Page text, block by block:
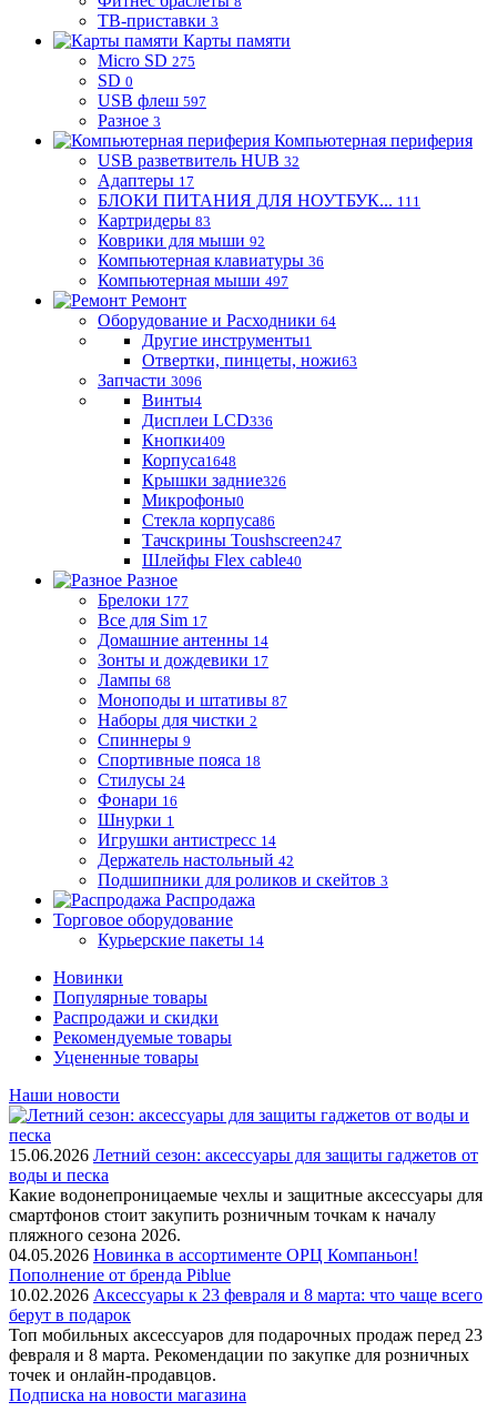
ТВ-приставки 3
Карты памяти
Micro SD 275
SD 0
USB флеш 597
Разное 3
Компьютерная периферия
USB разветвитель HUB 32
Адаптеры 17
БЛОКИ ПИТАНИЯ ДЛЯ НОУТБУК... 111
Картридеры 83
Коврики для мыши 92
Компьютерная клавиатуры 36
Компьютерная мыши 497
Ремонт
Оборудование и Расходники 64
Другие инструменты1
Отвертки, пинцеты, ножи63
Запчасти 3096
Винты4
Дисплеи LCD336
Кнопки409
Корпуса1648
Крышки задние326
Микрофоны0
Стекла корпуса86
Тачскрины Toushscreen247
Шлейфы Flex cable40
Разное
Брелоки 177
Все для Sim 17
Домашние антенны 14
Зонты и дождевики 17
Лампы 68
Моноподы и штативы 87
Наборы для чистки 2
Спиннеры 9
Спортивные пояса 18
Стилусы 24
Фонари 16
Шнурки 1
Игрушки антистресс 14
Держатель настольный 42
Подшипники для роликов и скейтов 3
Распродажа
Торговое оборудование
Курьерские пакеты 14
Новинки
Популярные товары
Распродажи и скидки
Рекомендуемые товары
Уцененные товары
Наши новости
15.06.2026 Летний сезон: аксессуары для защиты гаджетов от
воды и песка
Какие водонепроницаемые чехлы и защитные аксессуары для
смартфонов стоит закупить розничным точкам к началу
пляжного сезона 2026.
04.05.2026 Новинка в ассортименте OРЦ Компаньон!
Пополнение от бренда Piblue
10.02.2026 Аксессуары к 23 февраля и 8 марта: что чаще всего
берут в подарок
Топ мобильных аксессуаров для подарочных продаж перед 23
февраля и 8 марта. Рекомендации по закупке для розничных
точек и онлайн-продавцов.
Подписка на новости магазина